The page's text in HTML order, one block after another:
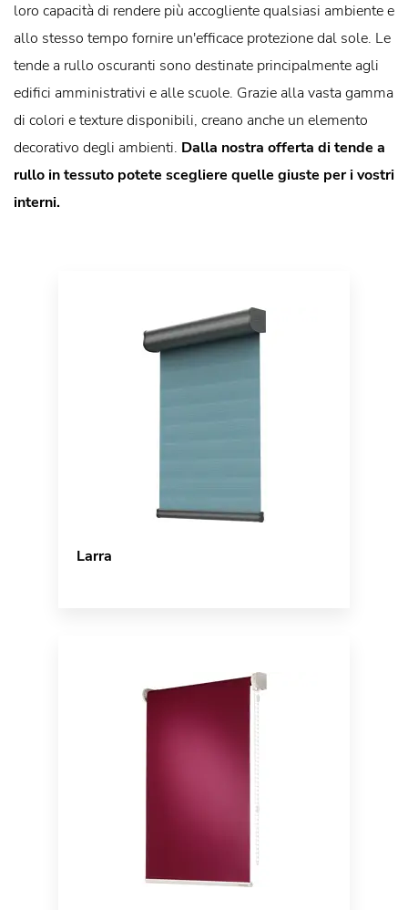
loro capacità di rendere più accogliente qualsiasi ambiente e
allo stesso tempo fornire un'efficace protezione dal sole. Le
tende a rullo oscuranti sono destinate principalmente agli
edifici amministrativi e alle scuole. Grazie alla vasta gamma
di colori e texture disponibili, creano anche un elemento
decorativo degli ambienti. Dalla nostra offerta di tende a
rullo in tessuto potete scegliere quelle giuste per i vostri
interni.
Larra